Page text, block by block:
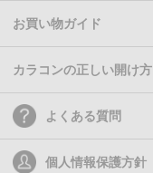
お買い物ガイド
カラコンの正しい開け方
よくある質問
個人情報保護方針